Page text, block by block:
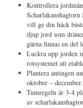
Kontrollera
vill ge din häck
djup jord som
gärna finnas en del
Luckra upp jorden
rotsystemet att
Plantera antingen
oktober – december.
Tumregeln är 3-4
av